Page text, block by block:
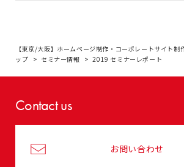
【東京/大阪】ホームページ制作・コーポレートサイト制
ップ
セミナー情報 2019 セミナーレポート
Contact us
お問い合わせ